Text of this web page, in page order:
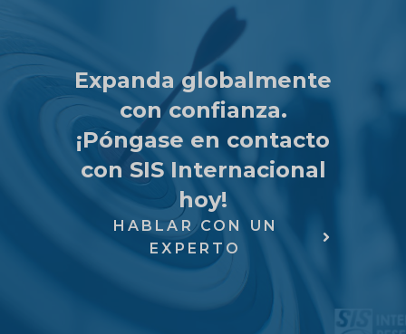
Expanda globalmente
con confianza.
¡Póngase en contacto
con SIS Internacional
hoy!
HABLAR CON UN
EXPERTO